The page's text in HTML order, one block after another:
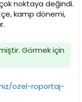
noktaya değindi.
kamp dönemi,
Görmek için
ozel-roportaj-